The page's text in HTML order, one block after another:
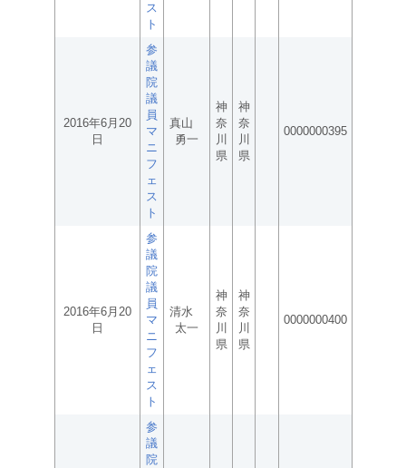
ス
ト
2016年6月20
日
参
議
院
議
員
マ
ニ
フ
ェ
ス
ト
真山
勇一
神
奈
川
県
神
奈
川
県
0000000395
2016年6月20
日
参
議
院
議
員
マ
ニ
フ
ェ
ス
ト
清水
太一
神
奈
川
県
神
奈
川
県
0000000400
参
議
院